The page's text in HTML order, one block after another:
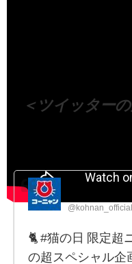
＜ツイッター
ホームセン
@kohnan_official
🐈 #猫の日 限定超
の超スペシャル企